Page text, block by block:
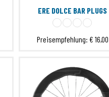
ERE DOLCE BAR PLUGS
Preisempfehlung: € 16,00